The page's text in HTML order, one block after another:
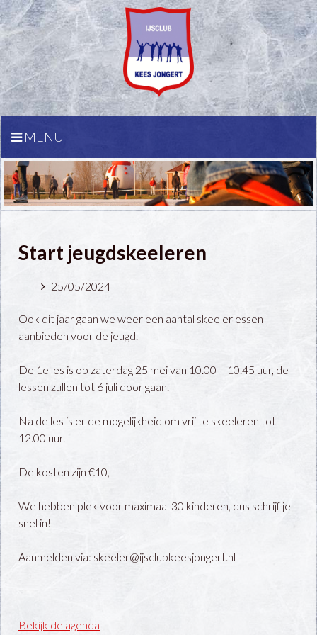
MENU
Start jeugdskeeleren
25/05/2024
Ook dit jaar gaan we weer een aantal skeelerlessen
aanbieden voor de jeugd.
De 1e les is op zaterdag 25 mei van 10.00 – 10.45 uur, de
lessen zullen tot 6 juli door gaan.
Na de les is er de mogelijkheid om vrij te skeeleren tot
12.00 uur.
De kosten zijn €10,-
We hebben plek voor maximaal 30 kinderen, dus schrijf je
snel in!
Aanmelden via: skeeler@ijsclubkeesjongert.nl
Bekijk de agenda